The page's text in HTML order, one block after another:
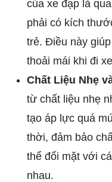
của xe đạp là
phải có kích
trẻ. Điều này
thoải mái khi đi
Chất Liệu Nhẹ
từ chất liệu nhẹ
tạo áp lực quá
thời, đảm bảo
thể đối mặt với
nhau.